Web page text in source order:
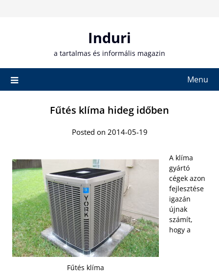
Induri
a tartalmas és informális magazin
Menu
Fűtés klíma hideg időben
Posted on 2014-05-19
Fűtés klíma
A klíma
gyártó
cégek azon
fejlesztése
igazán
újnak
számít,
hogy a